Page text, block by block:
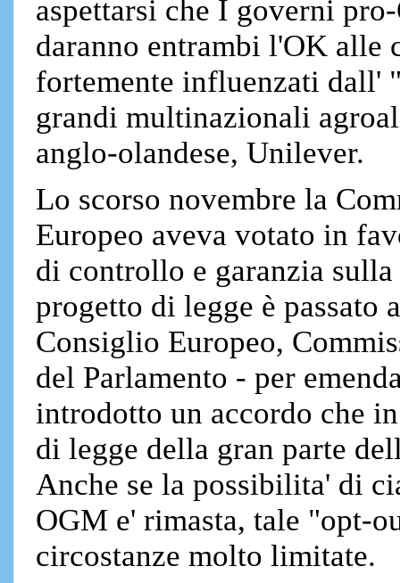
aspettarsi che I governi
daranno entrambi l'OK alle
fortemente influenzati dall'
grandi multinazionali
anglo-olandese, Unilever.
Lo scorso novembre la
Europeo aveva votato in
di controllo e garanzia
progetto di legge è
Consiglio Europeo,
del Parlamento - per
introdotto un accordo che
di legge della gran parte
Anche se la possibilita' di
OGM e' rimasta, tale "opt-
circostanze molto limitate.